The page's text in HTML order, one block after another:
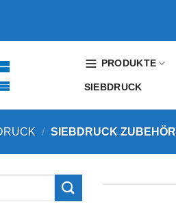
PRODUKTE
SIEBDRUCK
/ SIEBDRUCK ZUBEHÖR